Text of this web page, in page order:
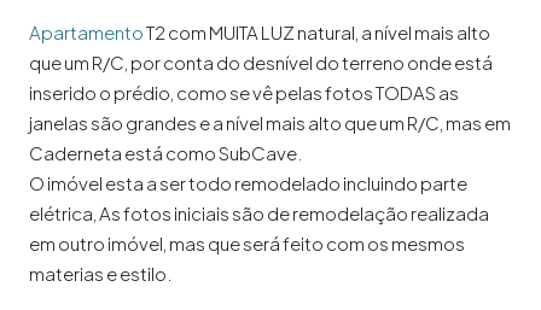
ApartamentoT2 com MUITA LUZ natural, a nível mais alto
que um R/C, por conta do desnível do terreno onde está
inserido o prédio, como se vê pelas fotos TODAS as
janelas são grandes e a nível mais alto que um R/C, mas em
Caderneta está como SubCave.
O imóvel esta a ser todo remodelado incluindo parte
elétrica, As fotos iniciais são de remodelação realizada
em outro imóvel, mas que será feito com os mesmos
materias e estilo.